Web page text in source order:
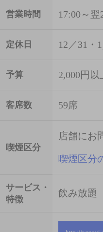
営業時間 17:00～翌
定休日 12／31・
予算 2,000円
客席数 59席
喫煙区分
店舗にお
喫煙区分
サービス・
特徴
飲み放題